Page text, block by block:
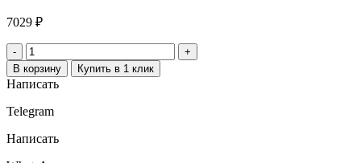
7029 ₽
Количество
товара
Букет
из
71
красной
розы
В корзину Купить в 1 клик
Написать
Telegram
Написать